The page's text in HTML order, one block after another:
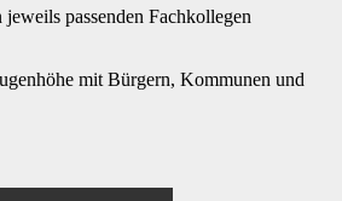
passenden Fachkollegen
mit Bürgern, Kommunen und